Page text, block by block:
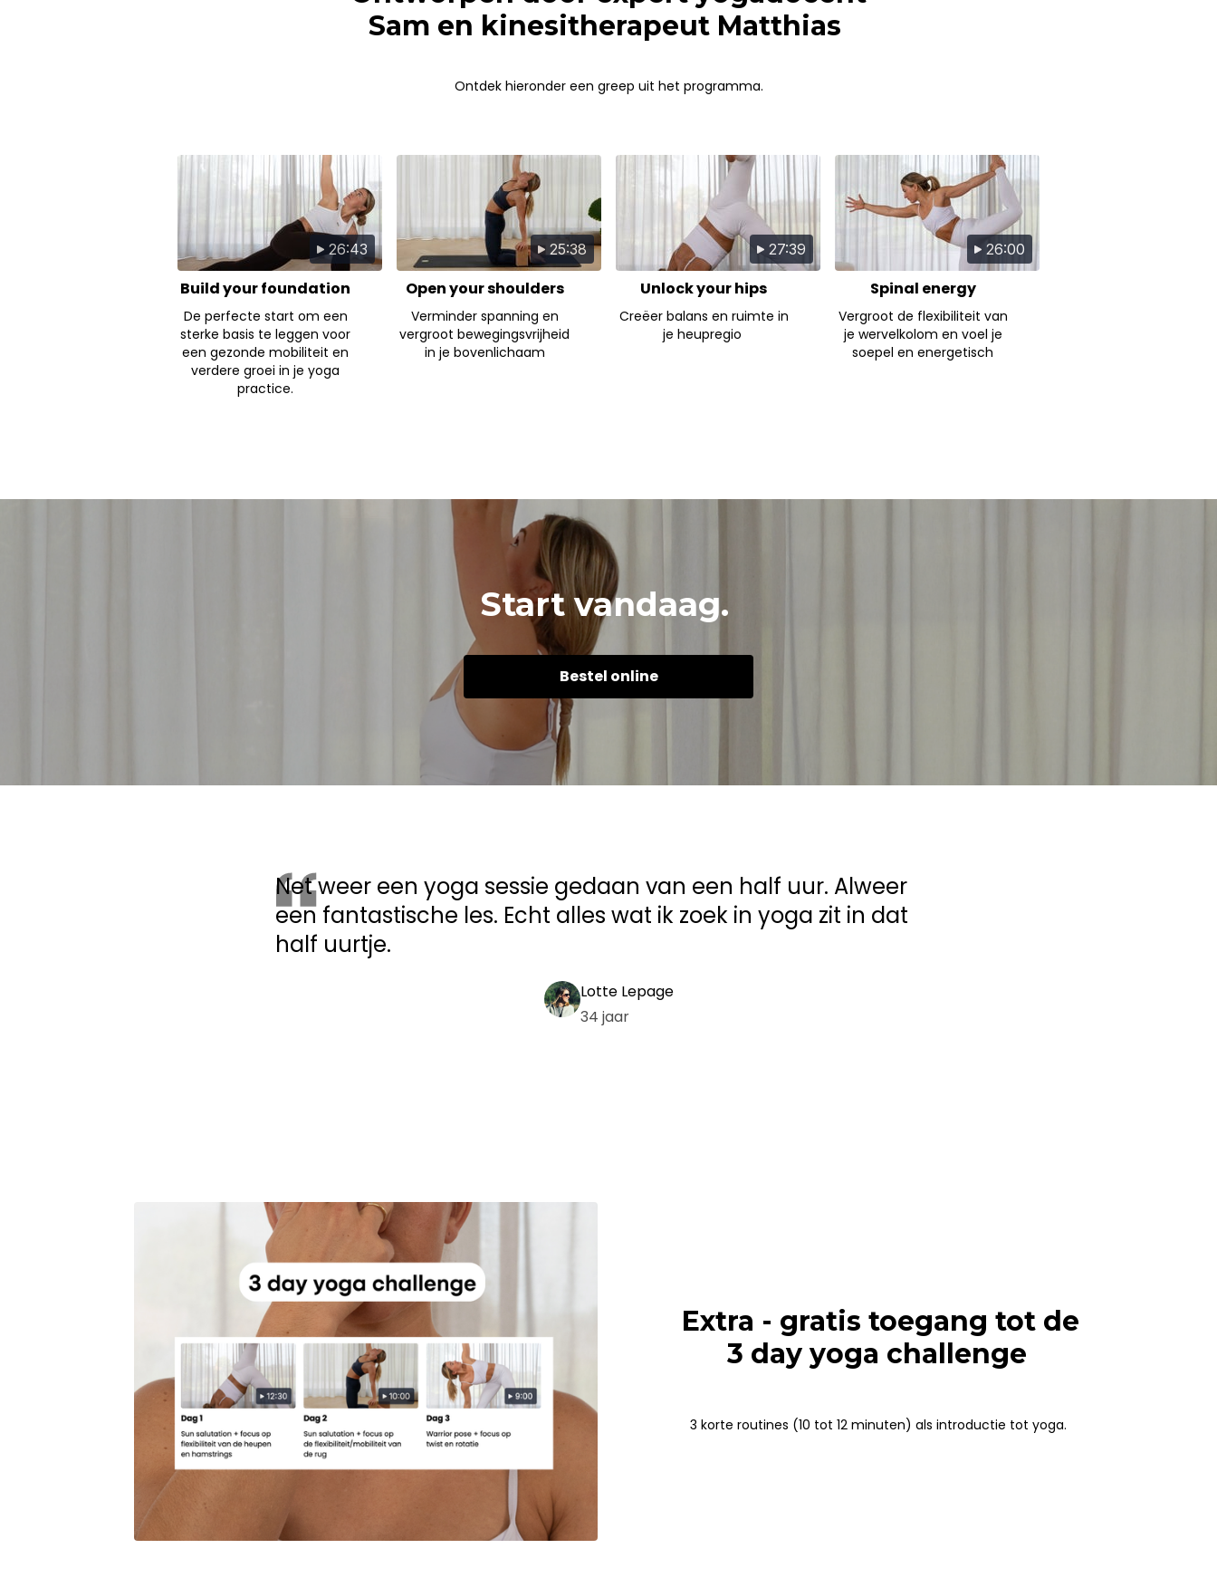
Sam en kinesitherapeut Matthias
Ontdek hieronder een greep uit het programma.
26:43
Build your foundation
De perfecte start om een
sterke basis te leggen voor
een gezonde mobiliteit en
verdere groei in je yoga
practice.
25:38
Open your shoulders
Verminder spanning en
vergroot bewegingsvrijheid
in je bovenlichaam
27:39
Unlock your hips
Creëer balans en ruimte in
je heupregio
26:00
Spinal energy
Vergroot de flexibiliteit van
je wervelkolom en voel je
soepel en energetisch
Start vandaag.
Bestel online
Net weer een yoga sessie gedaan van een half uur. Alweer
een fantastische les. Echt alles wat ik zoek in yoga zit in dat
half uurtje.
Lotte Lepage
34 jaar
Extra - gratis toegang tot de
3 day yoga challenge
3 korte routines (10 tot 12 minuten) als introductie tot yoga.